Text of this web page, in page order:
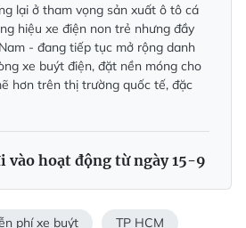
lại ở tham vọng sản xuất ô tô cá
hiệu xe điện non trẻ nhưng đầy
- đang tiếp tục mở rộng danh
xe buýt điện, đặt nền móng cho
hơn trên thị trường quốc tế, đặc
vào hoạt động từ ngày 15-9
phí xe buýt TP HCM